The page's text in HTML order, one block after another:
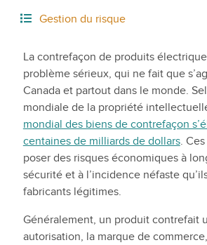
Gestion du risque
La contrefaçon de produits
problème sérieux, qui ne fait que
Canada et partout dans le monde.
mondiale de la propriété
mondial des biens de contrefaçon
centaines de milliards de dollars.
poser des risques économiques à
sécurité et à l’incidence néfaste
fabricants légitimes.
Généralement, un produit contrefait
autorisation, la marque de